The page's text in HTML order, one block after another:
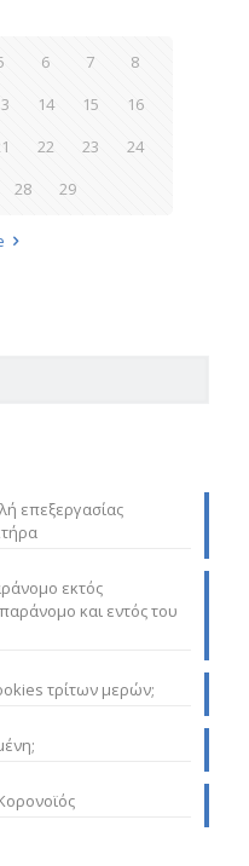
6 7
8
14 15
16
22 23
24
28 29
επεξεργασίας
εκτός
και εντός του
τρίτων μερών;